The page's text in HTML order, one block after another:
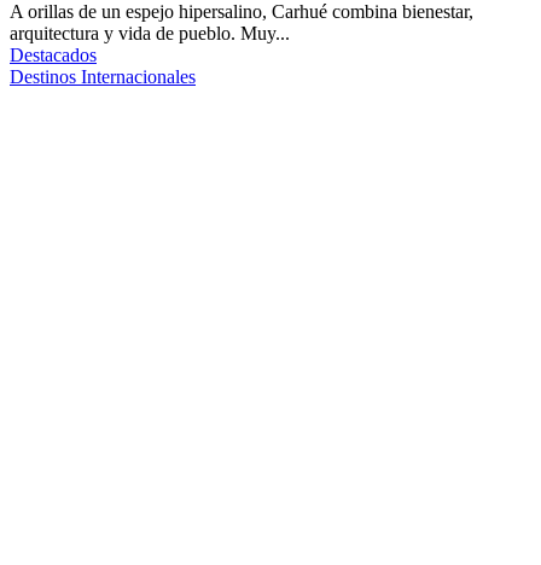
A orillas de un espejo hipersalino, Carhué combina bienestar,
arquitectura y vida de pueblo. Muy...
Destacados
Destinos Internacionales